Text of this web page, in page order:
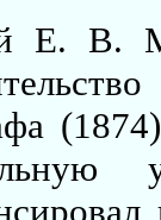
Е. В.